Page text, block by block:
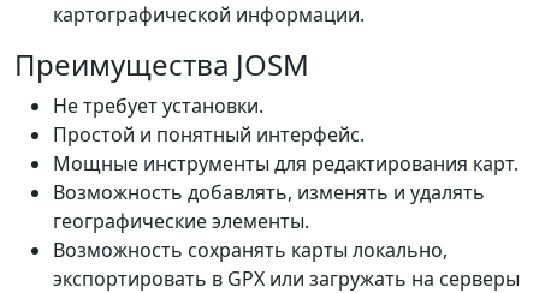
картографической информации.
Преимущества JOSM
Не требует установки.
Простой и понятный интерфейс.
Мощные инструменты для редактирования карт.
Возможность добавлять, изменять и удалять
географические элементы.
Возможность сохранять карты локально,
экспортировать в GPX или загружать на серверы